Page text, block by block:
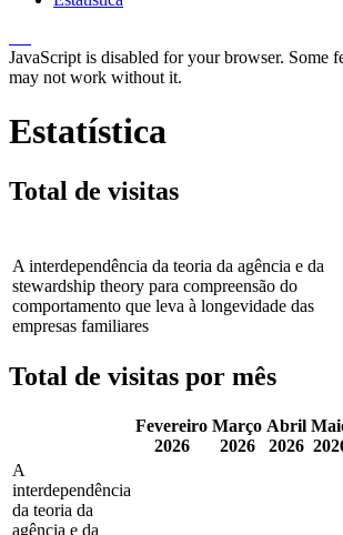
JavaScript is disabled for your browser. Some
may not work without it.
Estatística
Total de visitas
A interdependência da teoria da agência e da
stewardship theory para compreensão do
comportamento que leva à longevidade das
empresas familiares
Total de visitas por mês
Fevereiro
2026
Março
2026
Abril
2026
A
interdependência
da teoria da
agência e da